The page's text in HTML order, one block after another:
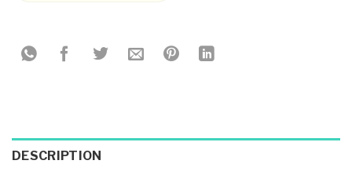
DESCRIPTION